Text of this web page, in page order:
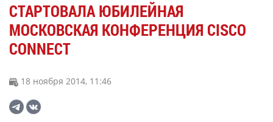
СТАРТОВАЛА ЮБИЛЕЙНАЯ
МОСКОВСКАЯ КОНФЕРЕНЦИЯ CISCO
CONNECT
18 ноября 2014, 11:46